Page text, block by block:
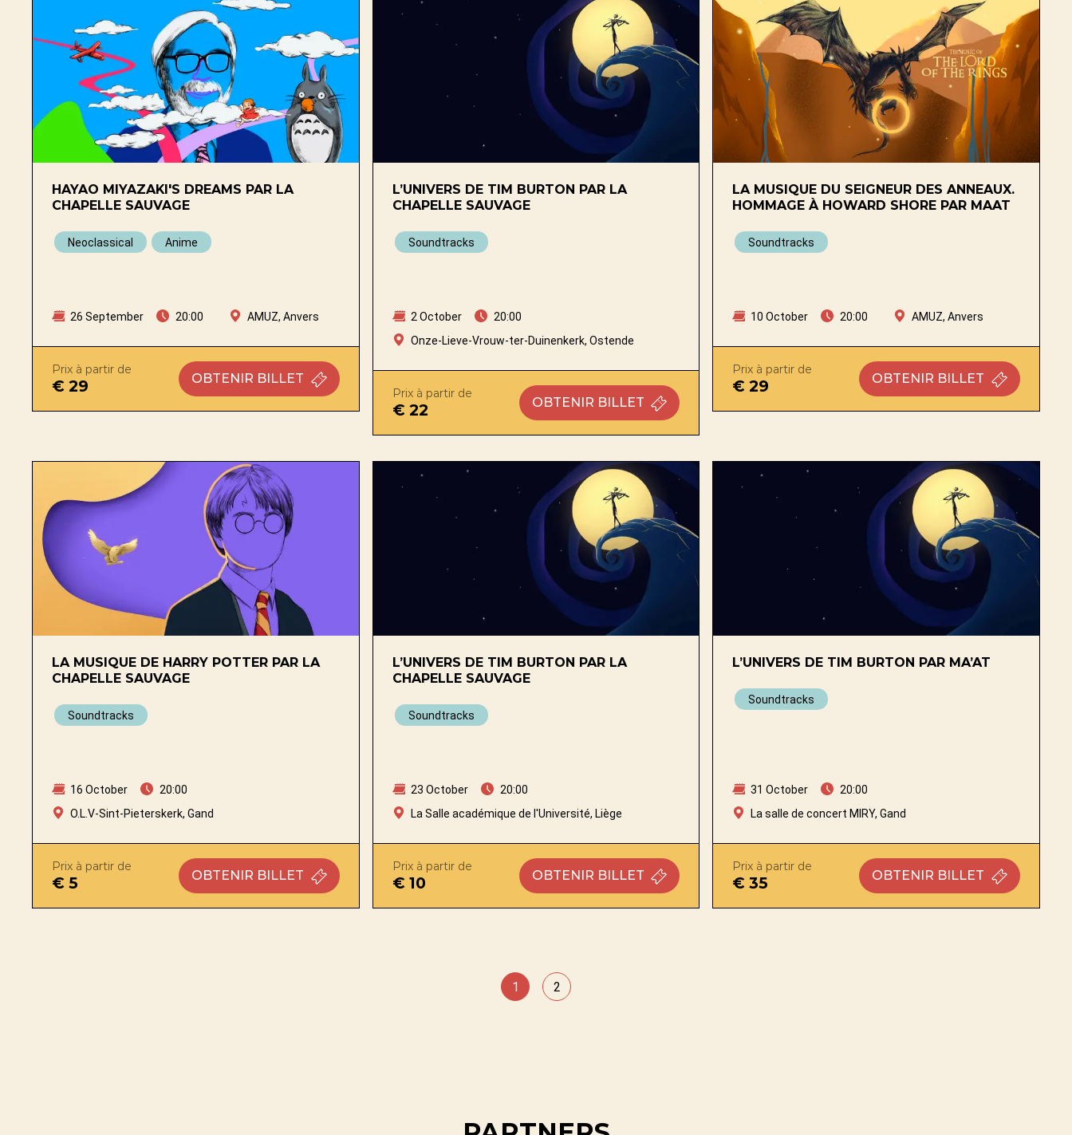
HAYAO MIYAZAKI'S DREAMS PAR LA
CHAPELLE SAUVAGE
Neoclassical Anime
26 September 20:00 AMUZ, Anvers
Prix à partir de
€ 29 OBTENIR BILLET
L’UNIVERS DE TIM BURTON PAR LA
CHAPELLE SAUVAGE
Soundtracks
2 October
20:00
Onze-Lieve-Vrouw-ter-Duinenkerk, Ostende
Prix à partir de
€ 22 OBTENIR BILLET
LA MUSIQUE DU SEIGNEUR DES ANNEAUX.
HOMMAGE À HOWARD SHORE PAR MAAT
Soundtracks
10 October 20:00 AMUZ, Anvers
Prix à partir de
€ 29 OBTENIR BILLET
LA MUSIQUE DE HARRY POTTER PAR LA
CHAPELLE SAUVAGE
Soundtracks
16 October
20:00
O.L.V-Sint-Pieterskerk, Gand
Prix à partir de
€ 5 OBTENIR BILLET
L’UNIVERS DE TIM BURTON PAR LA
CHAPELLE SAUVAGE
Soundtracks
23 October
20:00
La Salle académique de l'Université, Liège
Prix à partir de
€ 10 OBTENIR BILLET
L’UNIVERS DE TIM BURTON PAR MA’AT
Soundtracks
31 October
20:00
La salle de concert MIRY, Gand
Prix à partir de
€ 35 OBTENIR BILLET
1 2